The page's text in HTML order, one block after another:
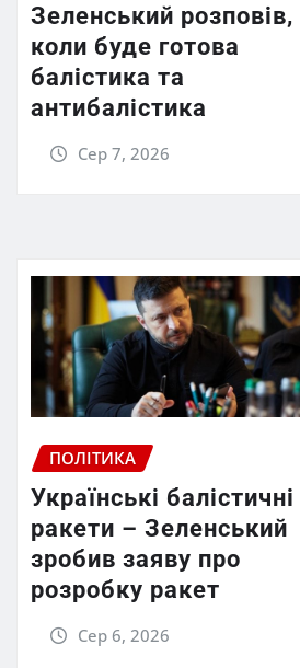
Зеленський розповів,
коли буде готова
балістика та
антибалістика
Сер 7, 2026
ПОЛІТИКА
Українські балістичні
ракети – Зеленський
зробив заяву про
розробку ракет
Сер 6, 2026